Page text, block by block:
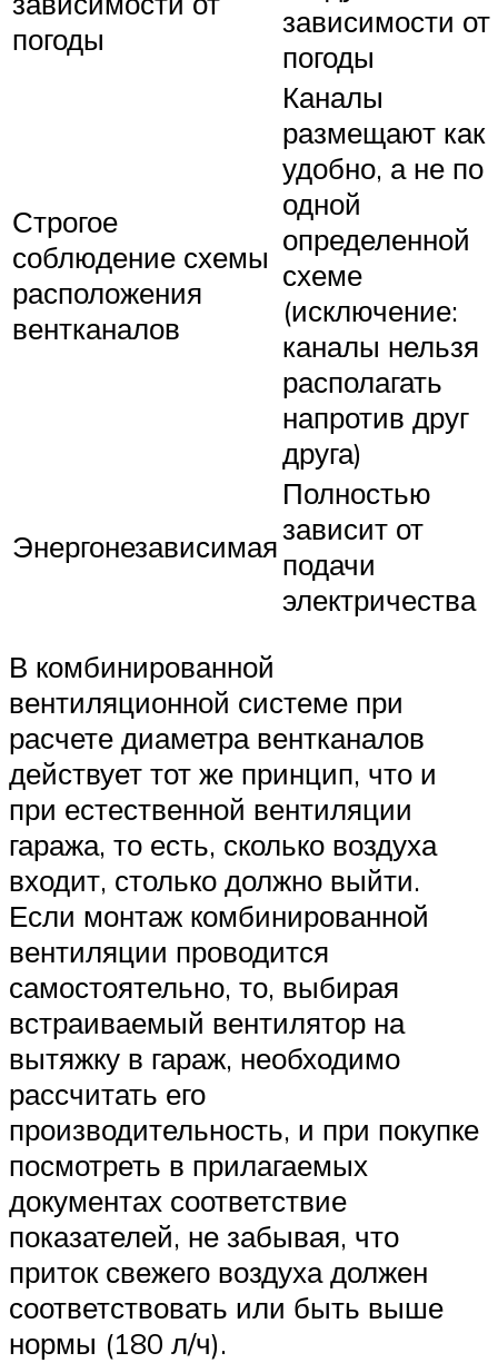
погоды
зависимости от
погоды
Строгое
соблюдение схемы
расположения
вентканалов
Каналы
размещают как
удобно, а не по
одной
определенной
схеме
(исключение:
каналы нельзя
располагать
напротив друг
друга)
Энергонезависимая
Полностью
зависит от
подачи
электричества
В комбинированной
вентиляционной системе при
расчете диаметра вентканалов
действует тот же принцип, что и
при естественной вентиляции
гаража, то есть, сколько воздуха
входит, столько должно выйти.
Если монтаж комбинированной
вентиляции проводится
самостоятельно, то, выбирая
встраиваемый вентилятор на
вытяжку в гараж, необходимо
рассчитать его
производительность, и при покупке
посмотреть в прилагаемых
документах соответствие
показателей, не забывая, что
приток свежего воздуха должен
соответствовать или быть выше
нормы (180 л/ч).